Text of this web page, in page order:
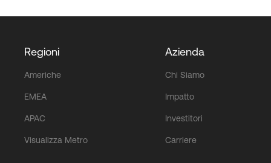
Regioni
Americhe
EMEA
APAC
Visualizza Metro
Azienda
Chi Siamo
Impatto
Investitori
Carriere